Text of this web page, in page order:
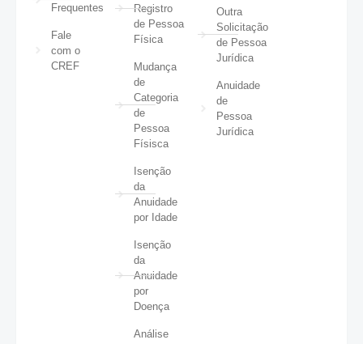
Frequentes
Fale
com o
CREF
Registro
de Pessoa
Física
Mudança
de
Categoria
de
Pessoa
Físisca
Isenção
da
Anuidade
por Idade
Isenção
da
Anuidade
por
Doença
Análise
Outra
Solicitação
de Pessoa
Jurídica
Anuidade
de
Pessoa
Jurídica